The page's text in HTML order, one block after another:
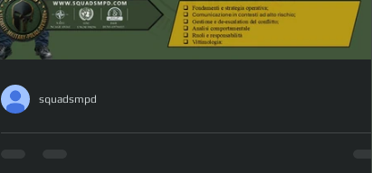
Quota: € 55 STANTARD, € 50 SOCI Relatore: dott.ssa
Mariana Berardinetti Profilo |
GESTIONE DEL RISCHIO: Tecniche e
squadsmpd